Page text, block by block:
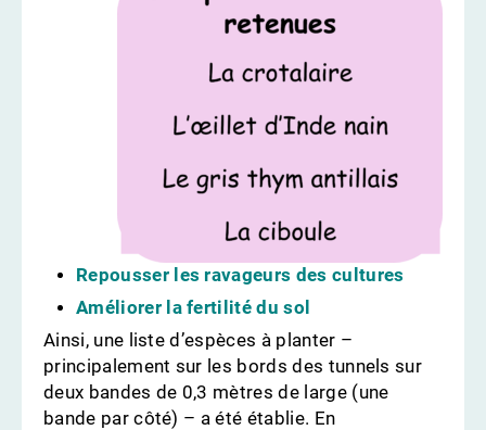
Repousser les ravageurs des cultures
Améliorer la fertilité du sol
Ainsi, une liste d’espèces à planter –
principalement sur les bords des tunnels sur
deux bandes de 0,3 mètres de large (une
bande par côté) – a été établie. En